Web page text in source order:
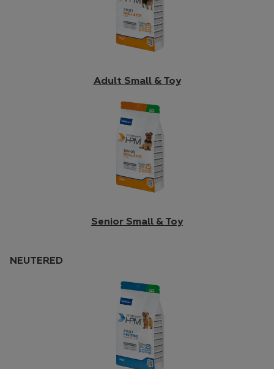
Adult Small & Toy
Senior Small & Toy
NEUTERED